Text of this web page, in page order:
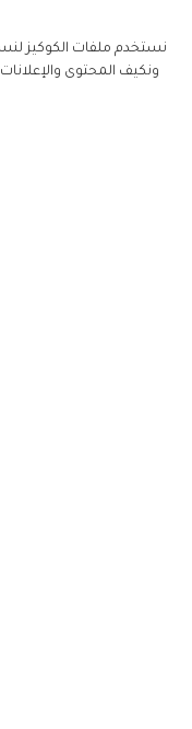
نستخدم ملفات الكوكيز
ونكيف المحتوى